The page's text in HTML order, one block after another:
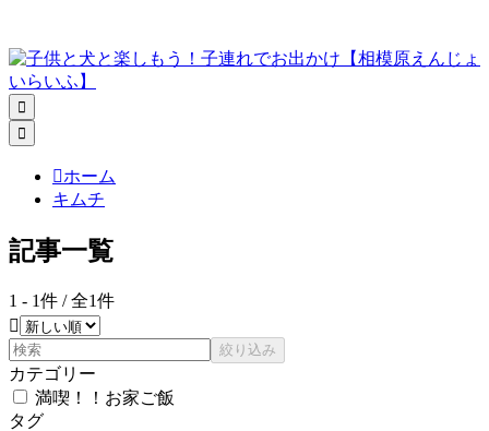


ホーム
キムチ
記事一覧
1 - 1件 / 全1件

絞り込み
カテゴリー
満喫！！お家ご飯
タグ